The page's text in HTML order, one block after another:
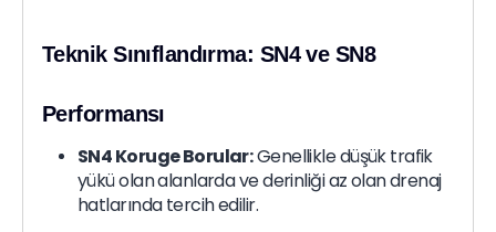
Teknik Sınıflandırma: SN4 ve SN8
Performansı
SN4 Koruge Borular:Genellikle düşük trafik
yükü olan alanlarda ve derinliği az olan drenaj
hatlarında tercih edilir.